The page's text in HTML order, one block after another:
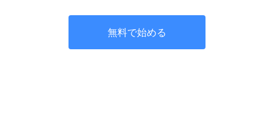
無料で始める